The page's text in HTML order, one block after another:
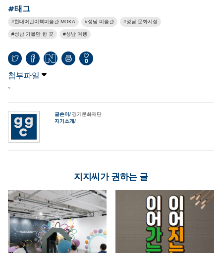
#태그
현대어린이책미술관 MOKA 성남 미술관 성남 문화시설
성남 가볼만 한 곳 성남 여행
0
첨부파일
,
글쓴이
경기문화재단
자기소개
지지씨가 권하는 글